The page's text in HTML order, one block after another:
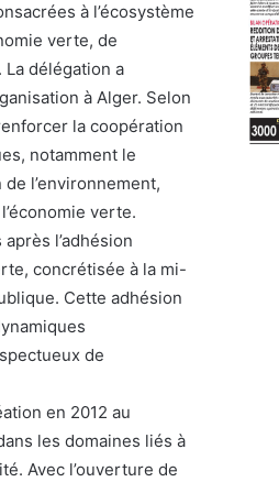
à l’écosystème
verte, de
délégation a
à Alger. Selon
la coopération
notamment le
l’environnement,
verte.
l’adhésion
concrétisée à la mi-
Cette adhésion
de
en 2012 au
les domaines liés à
Avec l’ouverture de